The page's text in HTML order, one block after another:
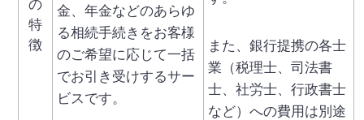
の
特
徴
金、年金などのあらゆ
る相続手続きをお客様
のご希望に応じて一括
でお引き受けするサー
ビスです。
また、銀行提携の各士
業（税理士、司法書
士、社労士、行政書士
など）への費用は別途